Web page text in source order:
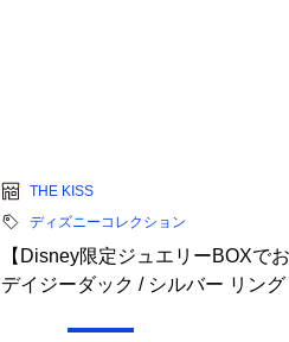
THE KISS
ディズニーコレクション
【Disney限定ジュエリーBOXで
デイジーダック / シルバー リング